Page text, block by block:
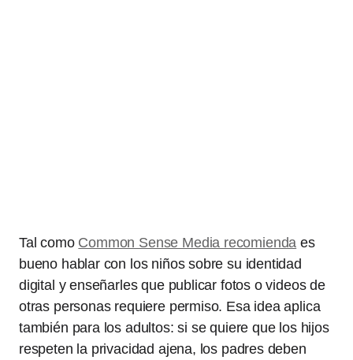
Tal como Common Sense Media recomienda es
bueno hablar con los niños sobre su identidad
digital y enseñarles que publicar fotos o videos de
otras personas requiere permiso. Esa idea aplica
también para los adultos: si se quiere que los hijos
respeten la privacidad ajena, los padres deben